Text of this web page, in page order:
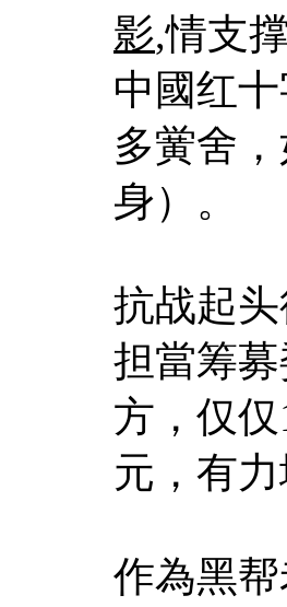
影,情支
中國红
多黉舍
身）。
抗战起
担當筹
方，仅
元，有
作為黑